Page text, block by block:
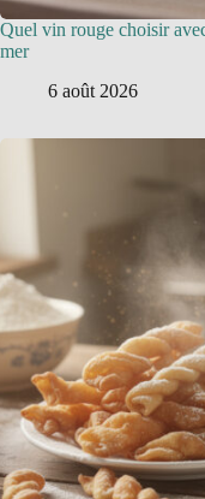
Quel vin rouge choisir
mer
6 août 2026